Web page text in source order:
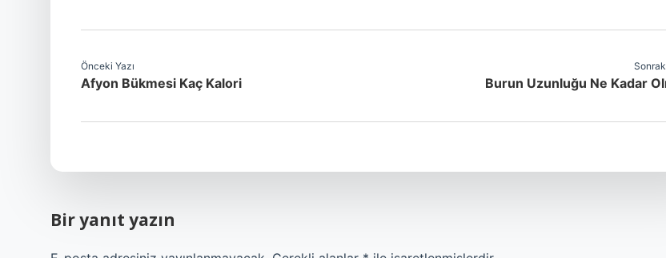
Önceki Yazı
Afyon Bükmesi Kaç Kalori Burun Uzunluğu Ne Kadar
Bir yanıt yazın